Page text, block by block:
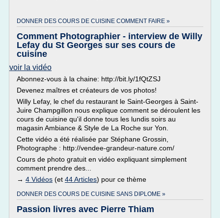
DONNER DES COURS DE CUISINE COMMENT FAIRE »
Comment Photographier - interview de Willy
Lefay du St Georges sur ses cours de
cuisine
voir la vidéo
Abonnez-vous à la chaine: http://bit.ly/1fQtZSJ
Devenez maîtres et créateurs de vos photos!
Willy Lefay, le chef du restaurant le Saint-Georges à Saint-
Juire Champgillon nous explique comment se déroulent les
cours de cuisine qu'il donne tous les lundis soirs au
magasin Ambiance & Style de La Roche sur Yon.
Cette vidéo a été réalisée par Stéphane Grossin,
Photographe : http://vendee-grandeur-nature.com/
Cours de photo gratuit en vidéo expliquant simplement
comment prendre des...
→ 4 Vidéos (et 44 Articles) pour ce thème
DONNER DES COURS DE CUISINE SANS DIPLOME »
Passion livres avec Pierre Thiam